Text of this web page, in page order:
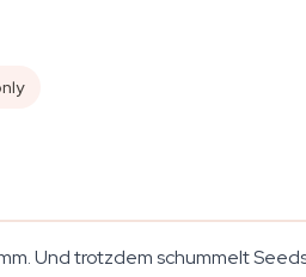
Und trotzdem schummelt